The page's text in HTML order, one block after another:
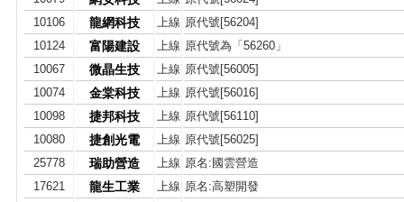
10106
龍網科技 上線 原代號[56204]
10124
富陽建設 上線 原代號為「56260」
10067
微晶生技 上線 原代號[56005]
10074
金棠科技 上線 原代號[56016]
10098
捷邦科技 上線 原代號[56110]
10080
捷創光電 上線 原代號[56025]
25778
瑞助營造 上線 原名:國雲營造
17621
龍生工業 上線 原名:高塑開發